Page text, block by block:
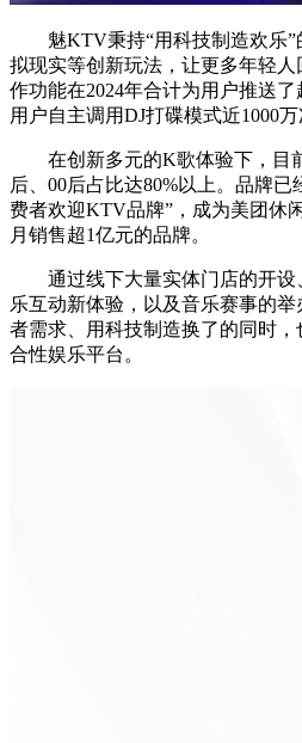
魅KTV秉持“用科技制造欢乐
拟现实等创新玩法，让更多年轻
作功能在2024年合计为用户推送
用户自主调用DJ打碟模式近1000万
在创新多元的K歌体验下，目
后、00后占比达80%以上。品牌
费者欢迎KTV品牌”，成为美团休
月销售超1亿元的品牌。
通过线下大量实体门店的开
乐互动新体验，以及音乐赛事的
者需求、用科技制造换了的同时
合性娱乐平台。